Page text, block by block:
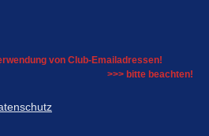
von Club-Emailadressen!
>>> bitte beachten!